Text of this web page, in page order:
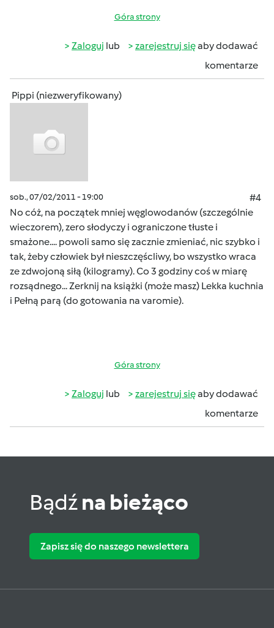
Góra strony
Zaloguj lub zarejestruj sięaby dodawać
komentarze
Pippi (niezweryfikowany)
sob., 07/02/2011 - 19:00
#4
No cóż, na początek mniej węglowodanów (szczególnie
wieczorem), zero słodyczy i ograniczone tłuste i
smażone.... powoli samo się zacznie zmieniać, nic szybko i
tak, żeby człowiek był nieszczęścliwy, bo wszystko wraca
ze zdwojoną siłą (kilogramy). Co 3 godziny coś w miarę
rozsądnego... Zerknij na książki (może masz) Lekka kuchnia
i Pełną parą (do gotowania na varomie).
Góra strony
Zaloguj lub zarejestruj sięaby dodawać
komentarze
Bądźna bieżąco
Zapisz się do naszego newslettera